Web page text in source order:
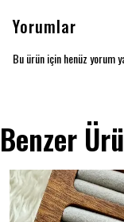
Yorumlar
Bu ürün için henüz yorum
Benzer